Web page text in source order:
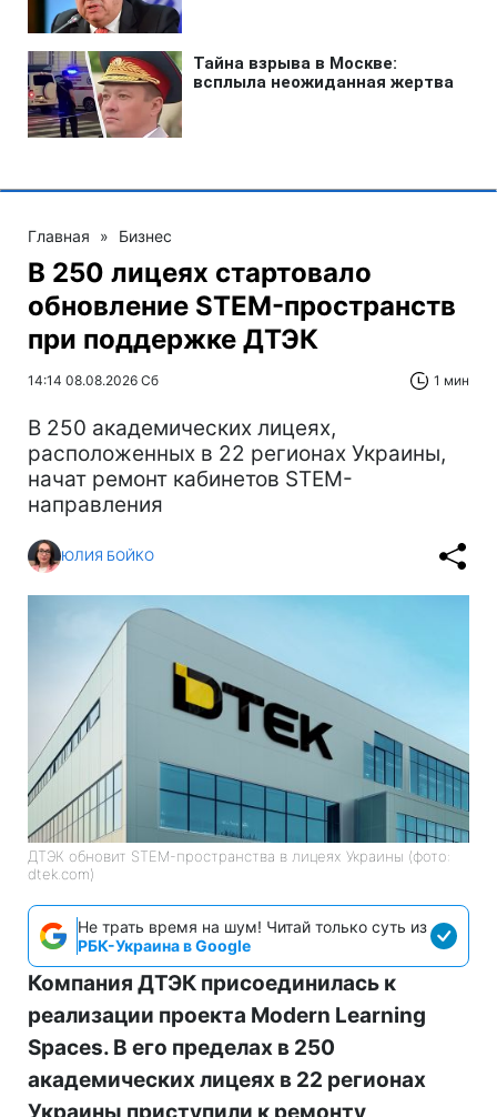
Главная » Бизнес
В 250 лицеях стартовало
обновление STEM-пространств
при поддержке ДТЭК‌
14:14 08.08.2026 Сб 1 мин
В 250 академических лицеях,
расположенных в 22 регионах Украины,
начат ремонт кабинетов STEM-
направления
ЮЛИЯ БОЙКО
ДТЭК обновит STEM-пространства в лицеях Украины (фото:
dtek.com)
Не трать время на шум! Читай только суть из
РБК-Украина в Google
Компания ДТЭК присоединилась к
реализации проекта Modern Learning
Spaces. В его пределах в 250
академических лицеях в 22 регионах